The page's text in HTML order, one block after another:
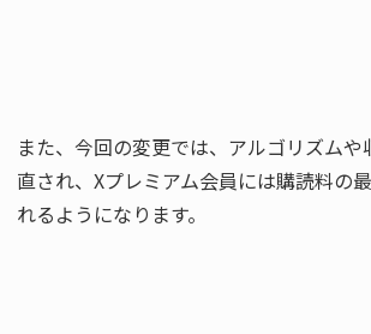
また、今回の変更では、アルゴリズム
直され、Xプレミアム会員には購読料の
れるようになります。